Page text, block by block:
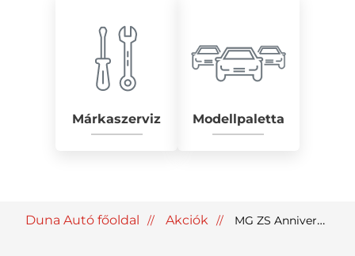
Márkaszerviz Modellpaletta
Duna Autó főoldal Akciók MG ZS Anniversary limitált kiadás